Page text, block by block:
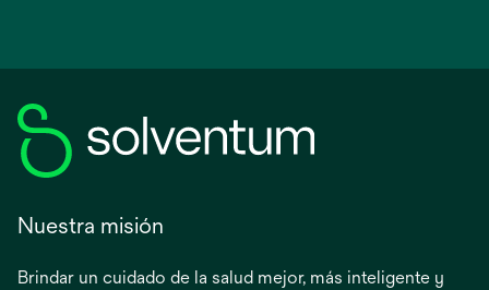
Nuestra misión
Brindar un cuidado de la salud mejor, más inteligente y